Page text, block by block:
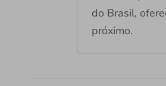
do Brasil,
próximo.